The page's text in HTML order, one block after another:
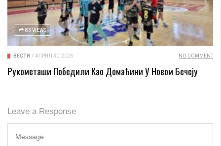
83 VIEWS
ВЕСТИ / АПРИЛ 30, 2026 NO COMMENT
Рукометаши Победили Као Домаћини У Новом Бечеју
Leave a Response